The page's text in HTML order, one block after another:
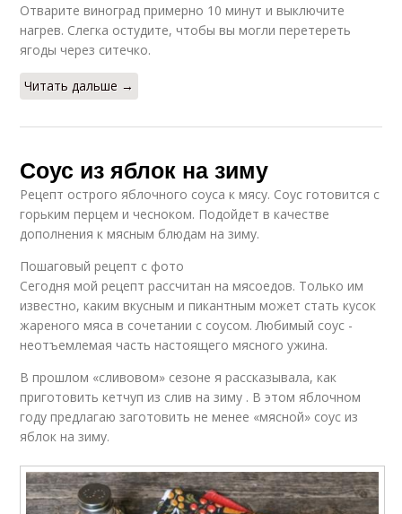
Отварите виноград примерно 10 минут и выключите
нагрев. Слегка остудите, чтобы вы могли перетереть
ягоды через ситечко.
Читать дальше →
Соус из яблок на зиму
Рецепт острого яблочного соуса к мясу. Соус готовится с
горьким перцем и чесноком. Подойдет в качестве
дополнения к мясным блюдам на зиму.
Пошаговый рецепт с фото
Сегодня мой рецепт рассчитан на мясоедов. Только им
известно, каким вкусным и пикантным может стать кусок
жареного мяса в сочетании с соусом. Любимый соус -
неотъемлемая часть настоящего мясного ужина.
В прошлом «сливовом» сезоне я рассказывала, как
приготовить кетчуп из слив на зиму . В этом яблочном
году предлагаю заготовить не менее «мясной» соус из
яблок на зиму.